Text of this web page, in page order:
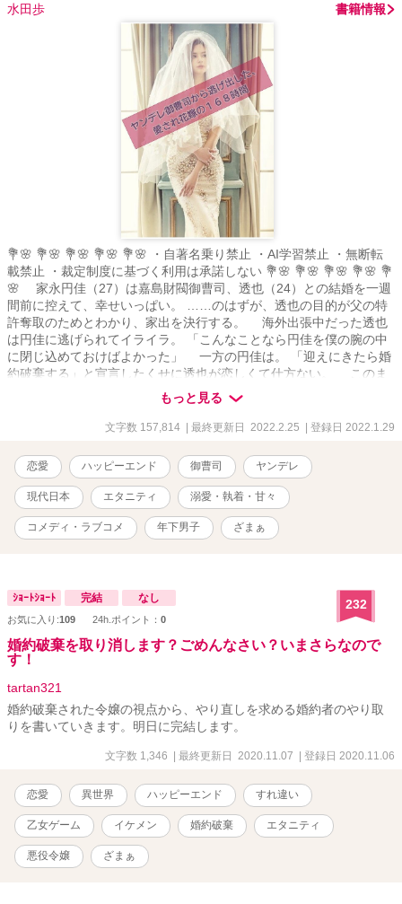
水田歩 書籍情報
💐🌸 💐🌸 💐🌸 💐🌸 💐🌸 ・自著名乗り禁止 ・AI学習禁止 ・無断転
載禁止 ・裁定制度に基づく利用は承諾しない 💐🌸 💐🌸 💐🌸 💐🌸 💐
🌸 家永円佳（27）は嘉島財閥御曹司、透也（24）との結婚を一週
間前に控えて、幸せいっぱい。 ……のはずが、透也の目的が父の特
許奪取のためとわかり、家出を決行する。 海外出張中だった透也
は円佳に逃げられてイライラ。 「こんなことなら円佳を僕の腕の中
に閉じ込めておけばよかった」 一方の円佳は。 「迎えにきたら婚
約破棄する」と宣言したくせに透也が恋しくて仕方ない。 このま
までは前に進めない――。 円佳は透也の許に戻り、彼の真意を問
いただすことを決意する。 こじれた二人の仲は修復できるのか。
そして透也は円佳を家出させた黒幕の大物セレブをおびき寄せ
場面には⭐︎をつけます。 2022/02/25 完結しました！
もっと見る
文字数 157,814 | 最終更新日 2022.2.25 | 登録日 2022.1.29
恋愛 ハッピーエンド 御曹司 ヤンデレ
現代日本 エタニティ 溺愛・執着・甘々
コメディ・ラブコメ 年下男子 ざまぁ
ｼｮｰﾄｼｮｰﾄ 完結 なし
お気に入り:109 24h.ポイント： 0
232
婚約破棄を取り消します？ごめんなさい？いまさらなので
す！
tartan321
婚約破棄された令嬢の視点から、やり直しを求める婚約者のやり取
りを書いていきます。明日に完結します。
文字数 1,346 | 最終更新日 2020.11.07 | 登録日 2020.11.06
恋愛 異世界 ハッピーエンド すれ違い
乙女ゲーム イケメン 婚約破棄 エタニティ
悪役令嬢 ざまぁ